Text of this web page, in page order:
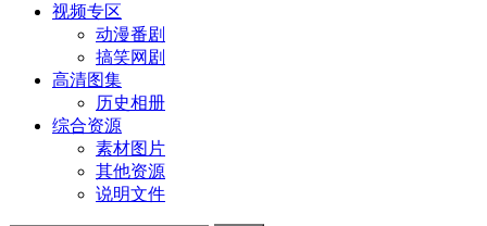
视频专区
动漫番剧
搞笑网剧
高清图集
历史相册
综合资源
素材图片
其他资源
说明文件